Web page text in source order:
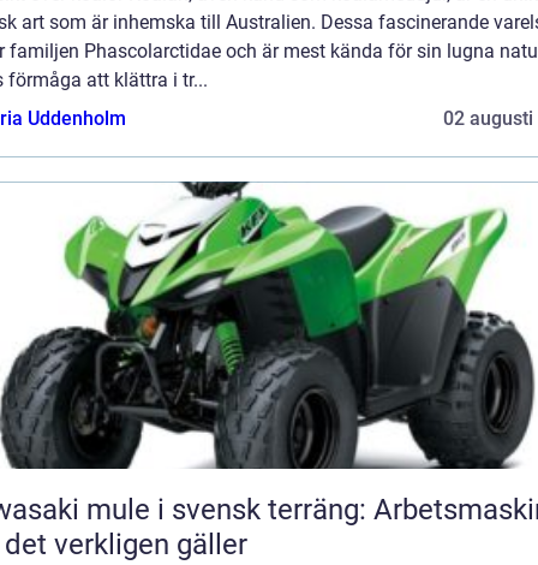
art som är inhemska till Australien. Dessa fascinerande
familjen Phascolarctidae och är mest kända för sin lugna
förmåga att klättra i tr...
Uddenholm
02 augusti
mule i svensk terräng:
verkligen gäller